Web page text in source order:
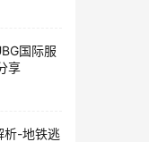
国际服
享
析-地铁逃